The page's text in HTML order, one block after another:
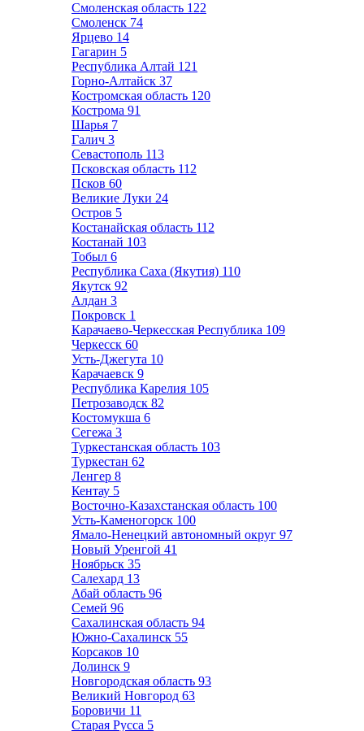
Смоленская область 122
Смоленск 74
Ярцево 14
Гагарин 5
Республика Алтай 121
Горно-Алтайск 37
Костромская область 120
Кострома 91
Шарья 7
Галич 3
Севастополь 113
Псковская область 112
Псков 60
Великие Луки 24
Остров 5
Костанайская область 112
Костанай 103
Тобыл 6
Республика Саха (Якутия) 110
Якутск 92
Алдан 3
Покровск 1
Карачаево-Черкесская Республика 109
Черкесск 60
Усть-Джегута 10
Карачаевск 9
Республика Карелия 105
Петрозаводск 82
Костомукша 6
Сегежа 3
Туркестанская область 103
Туркестан 62
Ленгер 8
Кентау 5
Восточно-Казахстанская область 100
Усть-Каменогорск 100
Ямало-Ненецкий автономный округ 97
Новый Уренгой 41
Ноябрьск 35
Салехард 13
Абай область 96
Семей 96
Сахалинская область 94
Южно-Сахалинск 55
Корсаков 10
Долинск 9
Новгородская область 93
Великий Новгород 63
Боровичи 11
Старая Русса 5